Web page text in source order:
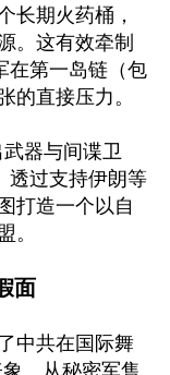
长期火药桶，
。这有效牵制
在第一岛链（包
的直接压力。
器与间谍卫
透过支持伊朗等
打造一个以自
。
面
中共在国际舞
象。从秘密军售